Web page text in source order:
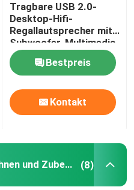
und Maus
Tragbare USB 2.0-
Desktop-Hifi-
Regallautsprecher mit
Subwoofer-Multimedia
Bestpreis
Kontakt
Landwirtschaftliche Drohnen und Zubehör (8)